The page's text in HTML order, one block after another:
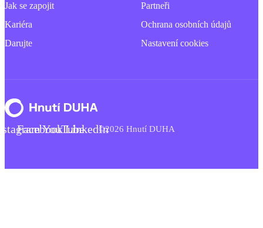
Jak se zapojit
Kariéra
Darujte
Partneři
Ochrana osobních údajů
Nastavení cookies
FacebookYouTubeLinkedIn©2026 Hnutí DUHA